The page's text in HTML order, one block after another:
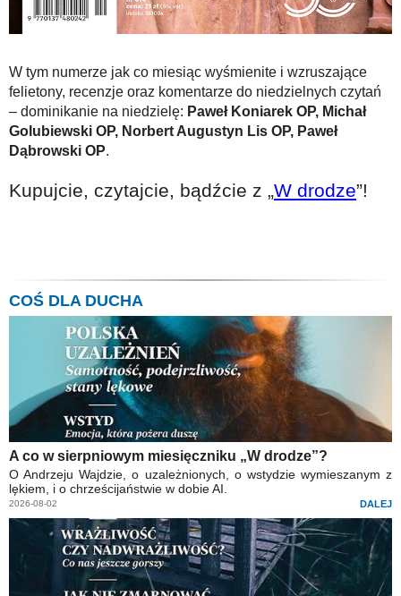
W tym numerze jak co miesiąc wyśmienite i wzruszające
felietony, recenzje oraz komentarze do niedzielnych czytań
– dominikanie na niedzielę: Paweł Koniarek OP, Michał
Golubiewski OP, Norbert Augustyn Lis OP, Paweł
Dąbrowski OP.
Kupujcie, czytajcie, bądźcie z „W drodze”!
COŚ DLA DUCHA
A co w sierpniowym miesięczniku „W drodze”?
O Andrzeju Wajdzie, o uzależnionych, o wstydzie wymieszanym z
lękiem, i o chrześcijaństwie w dobie AI.
2026-08-02 DALEJ